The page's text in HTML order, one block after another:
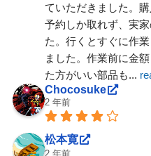
ていただきました。
予約しか取れず、実
た。行くとすぐに作
ました。作業前に金
た方がいい部品も...
Chocosuke
2 年前
松本寛
2 年前